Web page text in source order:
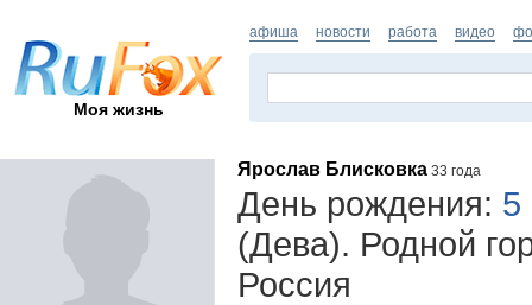
Моя жизнь
афиша новости работа видео
Ярослав Блисковка 33 года
День рождения: 5
(Дева). Родной
Россия